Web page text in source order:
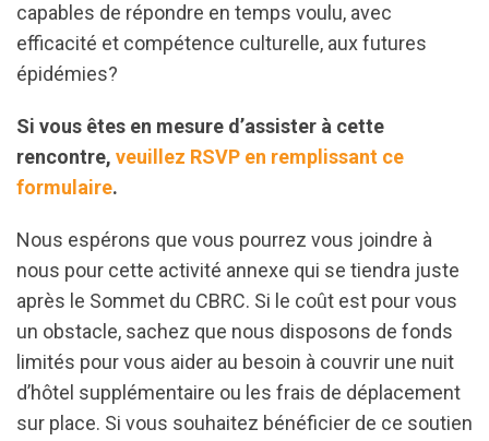
capables de répondre en temps voulu, avec
efficacité et compétence culturelle, aux futures
épidémies?
Si vous êtes en mesure d’assister à cette
rencontre, veuillez RSVP en remplissant ce
formulaire.
Nous espérons que vous pourrez vous joindre à
nous pour cette activité annexe qui se tiendra juste
après le Sommet du CBRC. Si le coût est pour vous
un obstacle, sachez que nous disposons de fonds
limités pour vous aider au besoin à couvrir une nuit
d’hôtel supplémentaire ou les frais de déplacement
sur place. Si vous souhaitez bénéficier de ce soutien